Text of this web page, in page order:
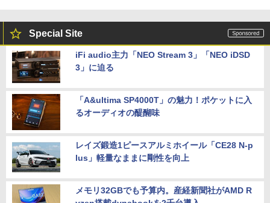
Special Site
iFi audio主力「NEO Stream 3」「NEO iDSD
3」に迫る
「A&ultima SP4000T」の魅力！ポケットに入
るオーディオの醍醐味
レイズ鍛造1ピースアルミホイール「CE28 N-p
lus」軽量なままに剛性を向上
メモリ32GBでも予算内。産経新聞社がAMD R